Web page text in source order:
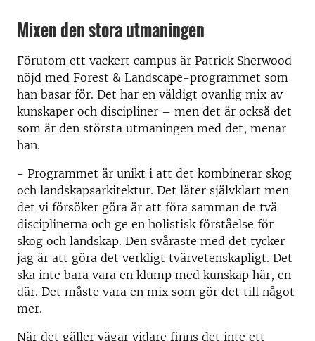
Mixen den stora utmaningen
Förutom ett vackert campus är Patrick Sherwood
nöjd med Forest & Landscape-programmet som
han basar för. Det har en väldigt ovanlig mix av
kunskaper och discipliner – men det är också det
som är den största utmaningen med det, menar
han.
- Programmet är unikt i att det kombinerar skog
och landskapsarkitektur. Det låter självklart men
det vi försöker göra är att föra samman de två
disciplinerna och ge en holistisk förståelse för
skog och landskap. Den svåraste med det tycker
jag är att göra det verkligt tvärvetenskapligt. Det
ska inte bara vara en klump med kunskap här, en
där. Det måste vara en mix som gör det till något
mer.
När det gäller vägar vidare finns det inte ett